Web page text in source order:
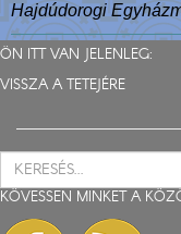
Hajdúdorogi
ÖN ITT VAN JELENLEG:
VISSZA A TETEJÉRE
KÖVESSEN MINKET A